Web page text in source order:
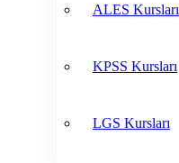
ALES Kursları
KPSS Kursları
LGS Kursları